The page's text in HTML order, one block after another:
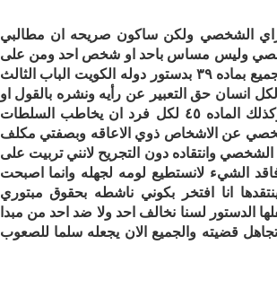
الشخصي ولكن ساكون صريحه ان مطالبي
وليس مساس باحد او شخص احد ومن على
راسه بطحه هو يشعر بانها موجهه له ومن يفتقد للانسانيه واحب ان اذكر الجميع بماده ٣٩ بدستور دوله الكويت الباب الثالث
انسان حق التعبير عن رأيه ونشره بالقول او
الكتابه او غيرهما وكذلك الماده ٣٠ تنص على الحريه الشخصيه مكفوله وكذلك الماده ٤٥ لكل فرد ان يخاطب السلطات
عن الاشخاص ذوي الاعاقه وبصفتي مكلف
عن راي الشخصي وانتقاده دون التجريح لانني تربيت على
الشيء لانستطيع لومه لجهله وانما اصبحت
انا افتخر بكوني ناشطه بحقوق مبتوري
الدستور لسنا نخالف احد ولا ضد احد من مبدا
قضيته والجميع الان يجعله سلما للصعوب